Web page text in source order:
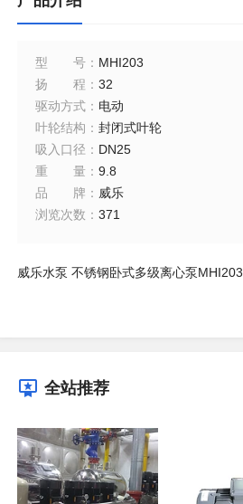
型号 ： MHI203
扬程 ： 32
驱动方式 ： 电动
叶轮结构 ： 封闭式叶轮
吸入口径 ： DN25
重量 ： 9.8
品牌 ： 威乐
浏览次数 ： 371
威乐水泵 不锈钢卧式多级离心泵MHI203
全站推荐